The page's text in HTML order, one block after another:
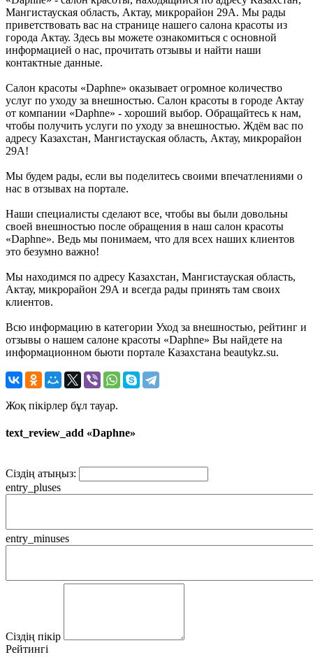
Мангистауская область, Актау, микрорайон 29А. Мы рады
приветствовать вас на странице нашего салона красоты из
города Актау. Здесь вы можете ознакомиться с основной
информацией о нас, прочитать отзывы и найти наши
контактные данные.
Салон красоты «Daphne» оказывает огромное количество
услуг по уходу за внешностью. Салон красоты в городе Актау
от компании «Daphne» - хороший выбор. Обращайтесь к нам,
чтобы получить услуги по уходу за внешностью. Ждём вас по
адресу Казахстан, Мангистауская область, Актау, микрорайон
29А!
Мы будем рады, если вы поделитесь своими впечатлениями о
нас в отзывах на портале.
Наши специалисты сделают все, чтобы вы были довольны
своей внешностью после обращения в наш салон красоты
«Daphne». Ведь мы понимаем, что для всех наших клиентов
это безумно важно!
Мы находимся по адресу Казахстан, Мангистауская область,
Актау, микрорайон 29А и всегда рады принять там своих
клиентов.
Всю информацию в категории Уход за внешностью, рейтинг и
отзывы о нашем салоне красоты «Daphne» Вы найдете на
информационном бьюти портале Казахстана beautykz.su.
Жоқ пікірлер бұл тауар.
text_review_add «Daphne»
Сіздің атыңыз:
entry_pluses
entry_minuses
Сіздің пікір
Рейтингі